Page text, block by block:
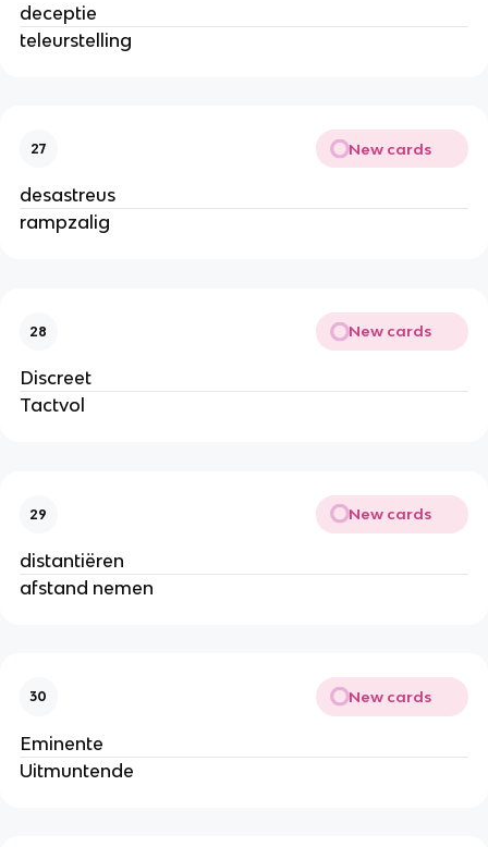
deceptie
teleurstelling
27 New cards
desastreus
rampzalig
28 New cards
Discreet
Tactvol
29 New cards
distantiëren
afstand nemen
30 New cards
Eminente
Uitmuntende